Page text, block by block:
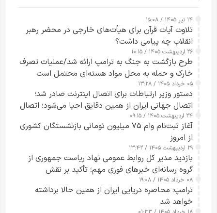
۱۴ تیر ۱۴۰۵ / ۱۵:۰۸
تلاوت آیات قرآن برای هیأت‌های خارجی در محضر رهبر
انقلاب چه پیامی داشت؟
۲۶ اردیبهشت ۱۴۰۵ / ۱۰:۱۵
طرح‌ بازگشت به جنگ به ترامپ ارائه شد/عملیات تصرف
خارک و حمله به محل مواد هسته‌ای محتمل است
۰۵ خرداد ۱۴۰۵ / ۱۳:۲۸
دستور وزیر ارتباطات برای اتصال اینترنت صادر شد؛
اتصال جهانی ایران از همین دقایق احیا می‌شود؛ اتصال
کامل مردم تا ۲۴ ساعت آینده
۲۴ اردیبهشت ۱۴۰۵ / ۰۹:۱۵
آغاز ثبت‌نام وام ۷۵ میلیون تومانی بازنشستگان کشوری
از امروز
۲۹ اردیبهشت ۱۴۰۵ / ۱۳:۴۲
بازدید مدیر کل روابط عمومی نهاد ریاست جمهوری از
گروه رسانه‌ای خبرهای فوری مهم؛ تأکید بر نقش
رسانه‌های هوشمند و مسئول در ارتقای آگاهی عمومی
۰۸ خرداد ۱۴۰۵ / ۱۹:۰۸
ترامپ: محاصره دریایی ایران از همین حالا برداشته
خواهد شد